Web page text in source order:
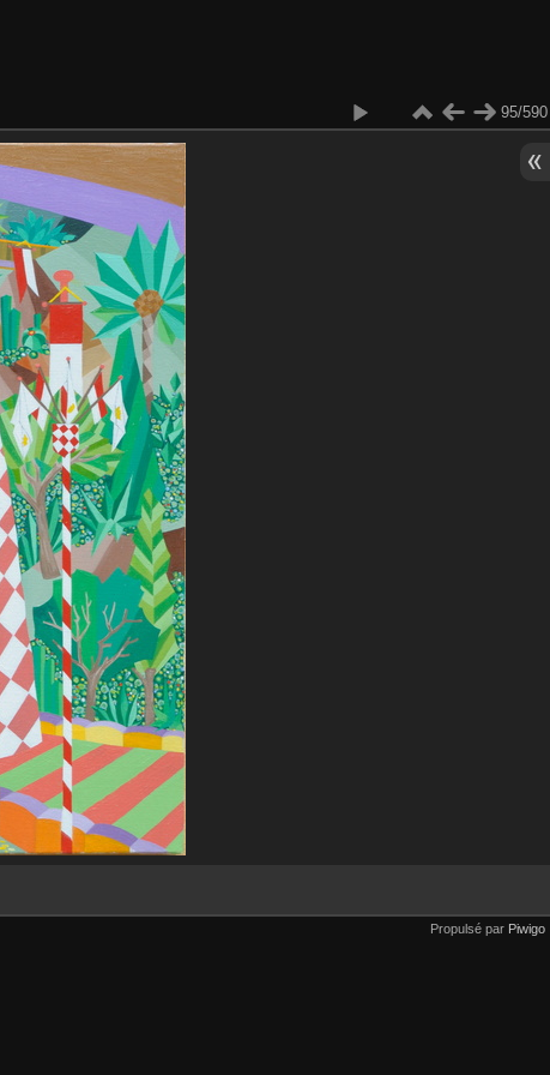
95/590
Propulsé par Piwigo